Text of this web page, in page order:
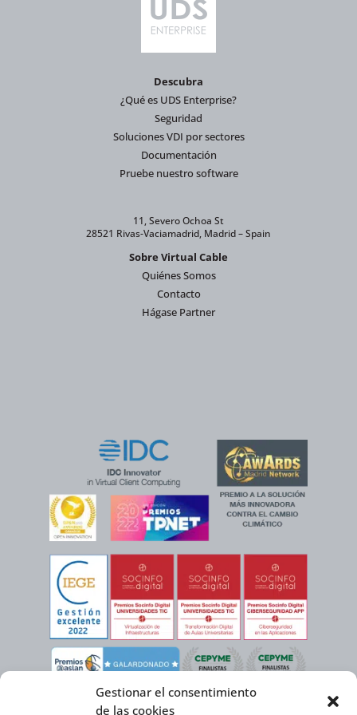
Gestionar el consentimiento
de las cookies
Descubra
¿Qué es UDS Enterprise?
Seguridad
Soluciones VDI por sectores
Documentación
Pruebe nuestro software
11, Severo Ochoa St
28521 Rivas-Vaciamadrid, Madrid – Spain
Sobre Virtual Cable
Quiénes Somos
Contacto
Hágase Partner